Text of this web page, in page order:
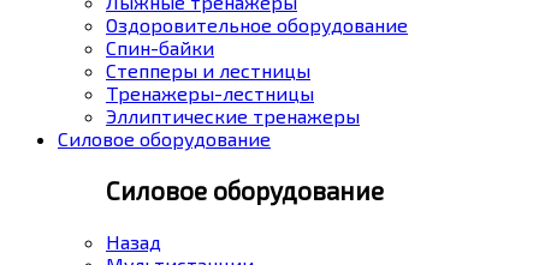
Оздоровительное оборудование
Спин-байки
Степперы и лестницы
Тренажеры-лестницы
Эллиптические тренажеры
Силовое оборудование
Силовое оборудование
Назад